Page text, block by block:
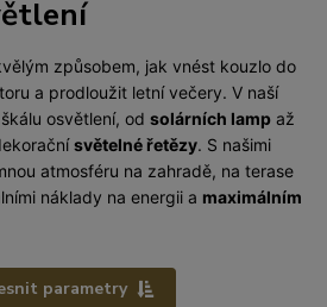
způsobem, jak vnést kouzlo do
a prodloužit letní večery. V naší
osvětlení, odsolárních lamp až
světelné řetězy. S našimi
atmosféru na zahradě, na terase
náklady na energii a maximálním
parametry